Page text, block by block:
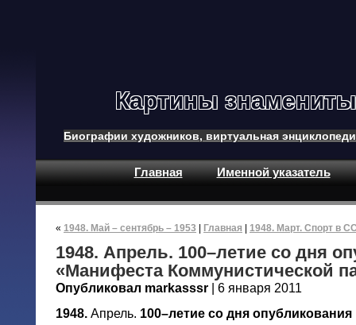
Картины
Биографии художников, виртуальная
Главная Именной указатель
« 1948. Май – сентябрь – 1953 Главная 1948. Март. Спорт в
1948. Апрель. 100–летие со дня
«Манифеста Коммунистической
Опубликовал markasssr | 6 января 2011
1948. Апрель. 100–летие со дня опубликования